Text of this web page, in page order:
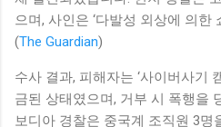
으며, 사인은 ‘다발성 외상에 의한
(The Guardian)
수사 결과, 피해자는 ‘사이버사기
금된 상태였으며, 거부 시 폭행을
보디아 경찰은 중국계 조직원 3명